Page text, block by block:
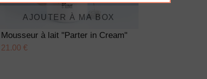
AJOUTER À MA BOX
Mousseur à lait "Parter in Cream"
21.00 €